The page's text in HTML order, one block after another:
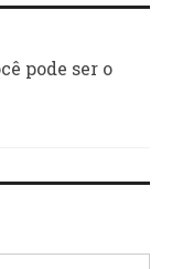
pode ser o